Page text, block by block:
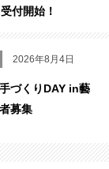
付開始！
2026年8月4日
づくりDAY in藝
募集